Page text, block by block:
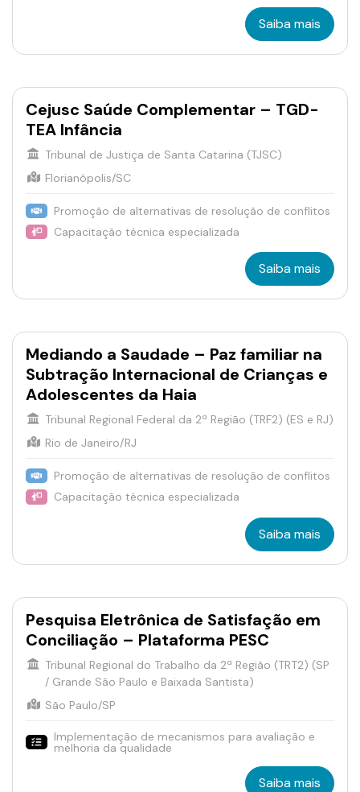
Saiba mais
Cejusc Saúde Complementar – TGD-
TEA Infância
Tribunal de Justiça de Santa Catarina (TJSC)
Florianópolis/SC
Promoção de alternativas de resolução de conflitos
Capacitação técnica especializada
Saiba mais
Mediando a Saudade – Paz familiar na
Subtração Internacional de Crianças e
Adolescentes da Haia
Tribunal Regional Federal da 2ª Região (TRF2) (ES e RJ)
Rio de Janeiro/RJ
Promoção de alternativas de resolução de conflitos
Capacitação técnica especializada
Saiba mais
Pesquisa Eletrônica de Satisfação em
Conciliação – Plataforma PESC
Tribunal Regional do Trabalho da 2ª Região (TRT2) (SP
/ Grande São Paulo e Baixada Santista)
São Paulo/SP
Implementação de mecanismos para avaliação e
melhoria da qualidade
Saiba mais